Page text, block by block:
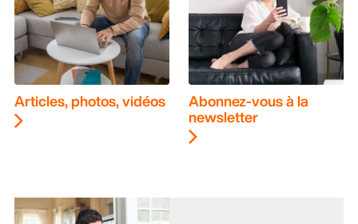
Articles, photos, vidéos Abonnez-vous à la
newsletter